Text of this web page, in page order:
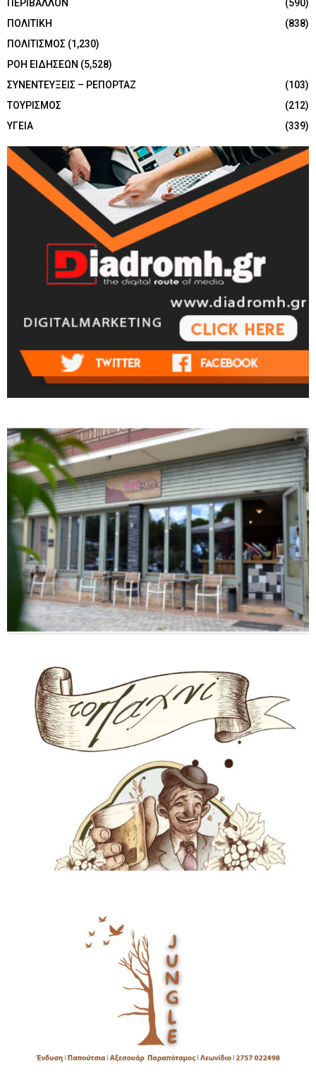
ΠΕΡΙΒΑΛΛΟΝ
(590)
ΠΟΛΙΤΙΚΗ
(838)
ΠΟΛΙΤΙΣΜΟΣ (1,230)
ΡΟΗ ΕΙΔΗΣΕΩΝ (5,528)
ΣΥΝΕΝΤΕΥΞΕΙΣ – ΡΕΠΟΡΤΑΖ
(103)
ΤΟΥΡΙΣΜΟΣ
(212)
ΥΓΕΙΑ
(339)